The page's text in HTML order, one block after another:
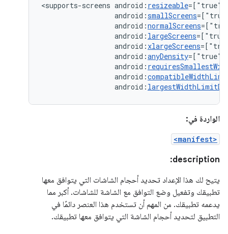
<supports-screens android: resizeable=["true"|
android:smallScreens
android:normalScreens
android: largeScreens
android: xlargeScreens
android:anyDensity=["true"
android:
android:
android: largestWidthLimitDp
الواردة في:
<manifest>
description:
يتيح لك هذا الإعداد تحديد أحجام الشاشات التي يتوافق معها
تطبيقك وتفعيل وضع التوافق مع الشاشة للشاشات. أكبر مما
يدعمه تطبيقك. من المهم أن تستخدم هذا العنصر دائمًا في
التطبيق لتحديد أحجام الشاشة التي يتوافق معها تطبيقك.